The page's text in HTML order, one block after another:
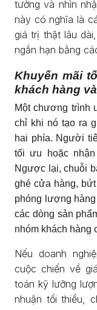
tưởng và nhìn
này có nghĩa là
giá trị thật lâu
ngắn hạn bằng
Khuyến mãi
khách hàng
Một chương trình
chỉ khi nó tạo ra
hai phía. Người
tối ưu hoặc
Ngược lại, chuỗi
ghé cửa hàng,
phóng lượng
các dòng sản
nhóm khách hàng
Nếu doanh
cuộc chiến về
toán kỹ lưỡng
nhuận tối thiểu,